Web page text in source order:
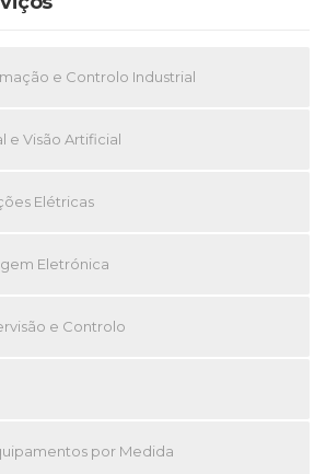
e Controlo Industrial
e Visão Artificial
Elétricas
Eletrónica
e Controlo
por Medida